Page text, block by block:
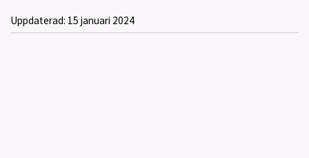
Uppdaterad: 15 januari 2024